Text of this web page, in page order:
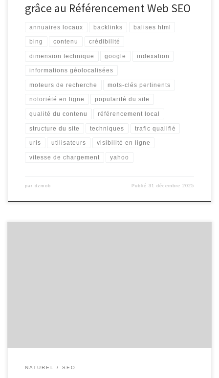
grâce au Référencement Web SEO
annuaires locaux backlinks balises html
bing contenu crédibilité
dimension technique google indexation
informations géolocalisées
moteurs de recherche mots-clés pertinents
notoriété en ligne popularité du site
qualité du contenu référencement local
structure du site techniques trafic qualifié
urls utilisateurs visibilité en ligne
vitesse de chargement yahoo
par dzmob Publié31 décembre 2025
NATUREL SEO